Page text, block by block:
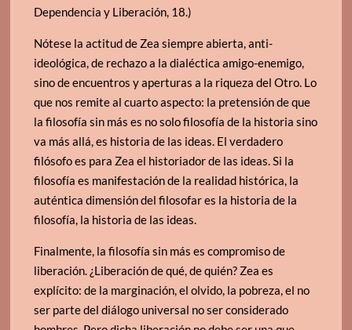
Dependencia y Liberación, 18.)
Nótese la actitud de Zea siempre abierta, anti-
ideológica, de rechazo a la dialéctica amigo-enemigo,
sino de encuentros y aperturas a la riqueza del Otro. Lo
que nos remite al cuarto aspecto: la pretensión de que
la filosofía sin más es no solo filosofía de la historia sino
va más allá, es historia de las ideas. El verdadero
filósofo es para Zea el historiador de las ideas. Si la
filosofía es manifestación de la realidad histórica, la
auténtica dimensión del filosofar es la historia de la
filosofía, la historia de las ideas.
Finalmente, la filosofía sin más es compromiso de
liberación. ¿Liberación de qué, de quién? Zea es
explícito: de la marginación, el olvido, la pobreza, el no
ser parte del diálogo universal no ser considerado